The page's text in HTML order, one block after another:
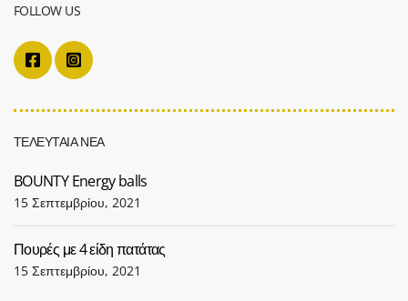
FOLLOW US
ΤΕΛΕΥΤΑΙΑ ΝΕΑ
BOUNTY Energy balls
15 Σεπτεμβρίου, 2021
Πουρές με 4 είδη πατάτας
15 Σεπτεμβρίου, 2021